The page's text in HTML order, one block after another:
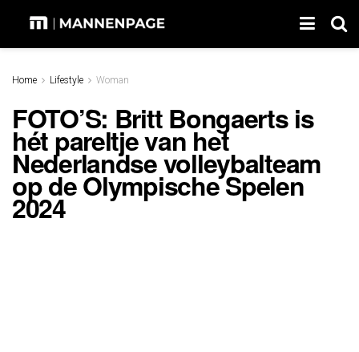
Home Lifestyle Woman
FOTO’S: Britt Bongaerts is
hét pareltje van het
Nederlandse volleybalteam
op de Olympische Spelen
2024